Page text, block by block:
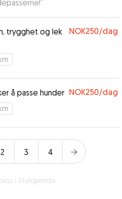
”
trygghet og lek
NOK250/dag
å passe hunder NOK250/dag
2 3 4
i Styrigrenda